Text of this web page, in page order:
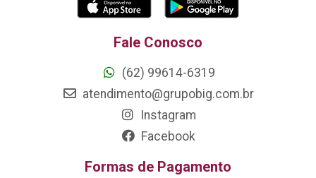
Fale Conosco
(62) 99614-6319
atendimento@grupobig.com.br
Instagram
Facebook
Formas de Pagamento